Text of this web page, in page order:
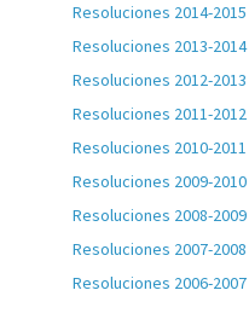
Resoluciones 2014-2015
Resoluciones 2013-2014
Resoluciones 2012-2013
Resoluciones 2011-2012
Resoluciones 2010-2011
Resoluciones 2009-2010
Resoluciones 2008-2009
Resoluciones 2007-2008
Resoluciones 2006-2007